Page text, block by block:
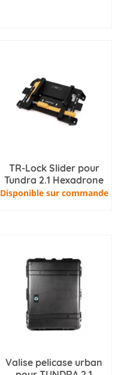
TR-Lock Slider pour
Tundra 2.1 Hexadrone
Disponible sur commande
Valise pelicase urban